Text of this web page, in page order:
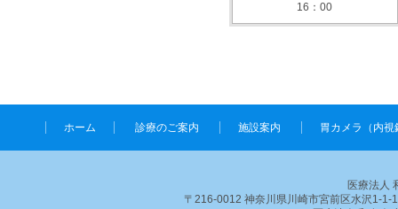
16：00
ホーム 診療のご案内 施設案内 胃カメラ（内
医療法人
〒216-0012 神奈川県川崎市宮前区水沢1-